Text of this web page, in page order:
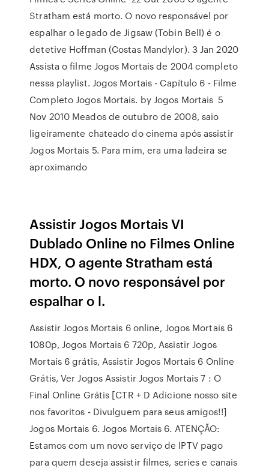
Stratham está morto. O novo responsável por
espalhar o legado de Jigsaw (Tobin Bell) é o
detetive Hoffman (Costas Mandylor). 3 Jan 2020
Assista o filme Jogos Mortais de 2004 completo
nessa playlist. Jogos Mortais - Capítulo 6 - Filme
Completo Jogos Mortais. by Jogos Mortais 5
Nov 2010 Meados de outubro de 2008, saio
ligeiramente chateado do cinema após assistir
Jogos Mortais 5. Para mim, era uma ladeira se
aproximando
Assistir Jogos Mortais VI
Dublado Online no Filmes Online
HDX, O agente Stratham está
morto. O novo responsável por
espalhar o l.
Assistir Jogos Mortais 6 online, Jogos Mortais 6
1080p, Jogos Mortais 6 720p, Assistir Jogos
Mortais 6 grátis, Assistir Jogos Mortais 6 Online
Grátis, Ver Jogos Assistir Jogos Mortais 7 : O
Final Online Grátis [CTR + D Adicione nosso site
nos favoritos - Divulguem para seus amigos!!]
Jogos Mortais 6. Jogos Mortais 6. ATENÇÃO:
Estamos com um novo serviço de IPTV pago
para quem deseja assistir filmes, series e canais